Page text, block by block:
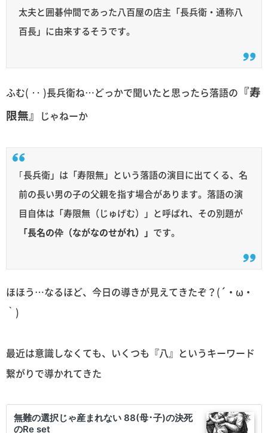
太夫と囲碁仲間であった八百屋の店主「長兵衛・通称八
百長」に由来するそうです。
ふむ( ･･ )長兵衛ね…どっかで聞いたと思ったら落語の 『寿
限無』 じゃねーか
｢長兵衛」は「寿限無」という落語の演目に出てくる、名
前の長い男の子の父親を指す場合があります。落語の演
目自体は「寿限無（じゅげむ）」と呼ばれ、その別題が
「長名の伜（ながなのせがれ）」 です。
ほほう…なるほど、今日の導きが見えてきたぞ？(´・ω・
｀)
最近は意識しなくても、いくつも『八』というキーワード
繋がりで導かれてきた